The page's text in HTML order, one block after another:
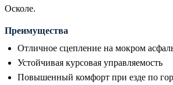
Осколе.
Преимущества
Отличное сцепление на мокром
Устойчивая курсовая управляемость
Повышенный комфорт при езде по